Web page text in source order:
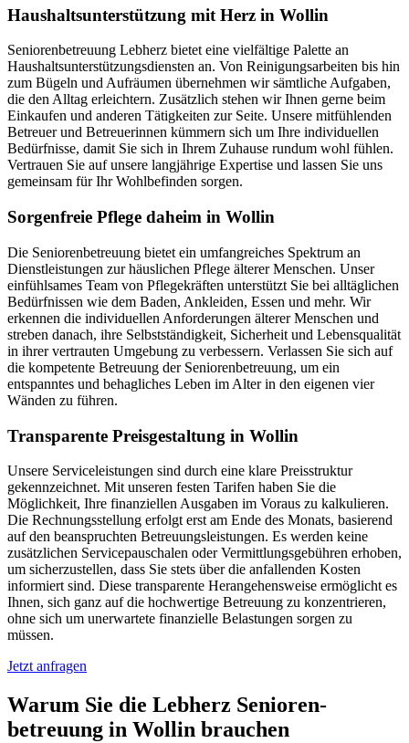
Haushalts­unterstützung mit Herz in Wollin
Seniorenbetreuung Lebherz bietet eine vielfältige Palette an
Haushaltsunterstützungsdiensten an. Von Reinigungsarbeiten bis hin
zum Bügeln und Aufräumen übernehmen wir sämtliche Aufgaben,
die den Alltag erleichtern. Zusätzlich stehen wir Ihnen gerne beim
Einkaufen und anderen Tätigkeiten zur Seite. Unsere mitfühlenden
Betreuer und Betreuerinnen kümmern sich um Ihre individuellen
Bedürfnisse, damit Sie sich in Ihrem Zuhause rundum wohl fühlen.
Vertrauen Sie auf unsere langjährige Expertise und lassen Sie uns
gemeinsam für Ihr Wohlbefinden sorgen.
Sorgenfreie Pflege daheim in Wollin
Die Seniorenbetreuung bietet ein umfangreiches Spektrum an
Dienstleistungen zur häuslichen Pflege älterer Menschen. Unser
einfühlsames Team von Pflegekräften unterstützt Sie bei alltäglichen
Bedürfnissen wie dem Baden, Ankleiden, Essen und mehr. Wir
erkennen die individuellen Anforderungen älterer Menschen und
streben danach, ihre Selbstständigkeit, Sicherheit und Lebensqualität
in ihrer vertrauten Umgebung zu verbessern. Verlassen Sie sich auf
die kompetente Betreuung der Seniorenbetreuung, um ein
entspanntes und behagliches Leben im Alter in den eigenen vier
Wänden zu führen.
Transparente Preisgestaltung in Wollin
Unsere Serviceleistungen sind durch eine klare Preisstruktur
gekennzeichnet. Mit unseren festen Tarifen haben Sie die
Möglichkeit, Ihre finanziellen Ausgaben im Voraus zu kalkulieren.
Die Rechnungsstellung erfolgt erst am Ende des Monats, basierend
auf den beanspruchten Betreuungsleistungen. Es werden keine
zusätzlichen Servicepauschalen oder Vermittlungsgebühren erhoben,
um sicherzustellen, dass Sie stets über die anfallenden Kosten
informiert sind. Diese transparente Herangehensweise ermöglicht es
Ihnen, sich ganz auf die hochwertige Betreuung zu konzentrieren,
ohne sich um unerwartete finanzielle Belastungen sorgen zu
müssen.
Jetzt anfragen
Warum Sie die Lebherz Senioren­
betreuung in Wollin brauchen